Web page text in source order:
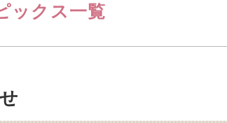
ックス一覧